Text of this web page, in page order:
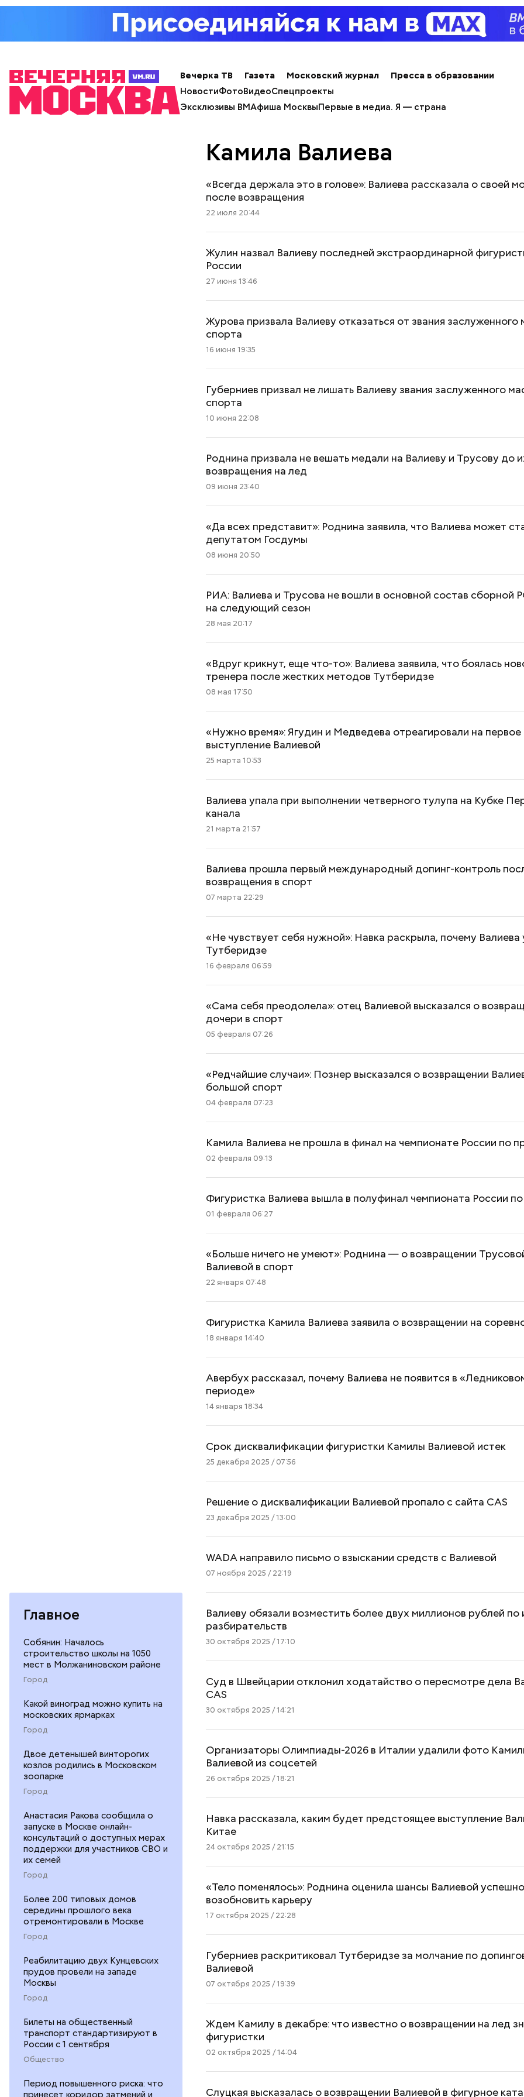
Вечерка ТВ Газета Московский журнал
Пресса в образовании
НовостиФотоВидеоСпецпроекты
Эксклюзивы ВМАфиша МосквыПервые в медиа. Я — страна
Главное
Собянин: Началось
строительство школы на 1050
мест в Молжаниновском районе
Город
Какой виноград можно купить на
московских ярмарках
Город
Двое детенышей винторогих
козлов родились в Московском
зоопарке
Город
Анастасия Ракова сообщила о
запуске в Москве онлайн-
консультаций о доступных мерах
поддержки для участников СВО и
их семей
Город
Более 200 типовых домов
середины прошлого века
отремонтировали в Москве
Город
Реабилитацию двух Кунцевских
прудов провели на западе
Москвы
Город
Билеты на общественный
транспорт стандартизируют в
России с 1 сентября
Общество
Период повышенного риска: что
Камила Валиева
«Всегда держала это в голове»: Валиева рассказала о своей
после возвращения
22 июля 20:44
Жулин назвал Валиеву последней экстраординарной
России
27 июня 13:46
Журова призвала Валиеву отказаться от звания заслуженного
спорта
16 июня 19:35
Губерниев призвал не лишать Валиеву звания заслуженного
спорта
10 июня 22:08
Роднина призвала не вешать медали на Валиеву и Трусову до
возвращения на лед
09 июня 23:40
«Да всех представит»: Роднина заявила, что Валиева может
депутатом Госдумы
08 июня 20:50
РИА: Валиева и Трусова не вошли в основной состав сборной
на следующий сезон
28 мая 20:17
«Вдруг крикнут, еще что-то»: Валиева заявила, что боялась
тренера после жестких методов Тутберидзе
08 мая 17:50
«Нужно время»: Ягудин и Медведева отреагировали на первое
выступление Валиевой
25 марта 10:53
Валиева упала при выполнении четверного тулупа на Кубке
канала
21 марта 21:57
Валиева прошла первый международный допинг-контроль
возвращения в спорт
07 марта 22:29
«Не чувствует себя нужной»: Навка раскрыла, почему Валиева
Тутберидзе
16 февраля 06:59
«Сама себя преодолела»: отец Валиевой высказался о
дочери в спорт
05 февраля 07:26
«Редчайшие случаи»: Познер высказался о возвращении
большой спорт
04 февраля 07:23
Камила Валиева не прошла в финал на чемпионате России по
02 февраля 09:13
Фигуристка Валиева вышла в полуфинал чемпионата России
01 февраля 06:27
«Больше ничего не умеют»: Роднина — о возвращении
Валиевой в спорт
22 января 07:48
Фигуристка Камила Валиева заявила о возвращении на
18 января 14:40
Авербух рассказал, почему Валиева не появится в
периоде»
14 января 18:34
Срок дисквалификации фигуристки Камилы Валиевой истек
25 декабря 2025 / 07:56
Решение о дисквалификации Валиевой пропало с сайта CAS
23 декабря 2025 / 13:00
WADA направило письмо о взыскании средств с Валиевой
07 ноября 2025 / 22:19
Валиеву обязали возместить более двух миллионов рублей по
разбирательств
30 октября 2025 / 17:10
Суд в Швейцарии отклонил ходатайство о пересмотре дела
CAS
30 октября 2025 / 14:21
Организаторы Олимпиады-2026 в Италии удалили фото
Валиевой из соцсетей
26 октября 2025 / 18:21
Навка рассказала, каким будет предстоящее выступление
Китае
24 октября 2025 / 21:15
«Тело поменялось»: Роднина оценила шансы Валиевой успешно
возобновить карьеру
17 октября 2025 / 22:28
Губерниев раскритиковал Тутберидзе за молчание по
Валиевой
07 октября 2025 / 19:39
Ждем Камилу в декабре: что известно о возвращении на лед
фигуристки
02 октября 2025 / 14:04
Слуцкая высказалась о возвращении Валиевой в фигурное
Период повышенного риска:
затмений и чего нельзя
делать с 12 по 28 августа
кабачков
Как поменять батареи дома и
не получить штраф
Как получить до
претендовать и
документы